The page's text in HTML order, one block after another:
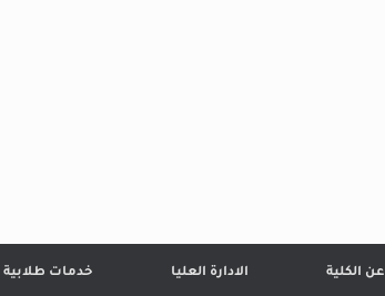
عن الكلية الادارة العليا خدمات طلابية